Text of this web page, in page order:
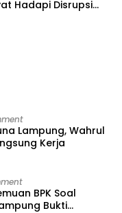
Hadapi Disrupsi
Lampung, Wahrul
Kerja
BPK Soal
Bukti